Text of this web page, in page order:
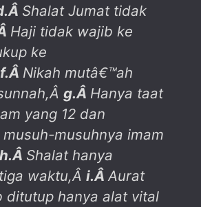
Â Shalat Jumat tidak
Haji tidak wajib ke
ke
f.Â Nikah mutâ€™ah
g.Â Hanya taat
yang 12 dan
musuhnya imam
h.Â Shalat hanya
waktu,Â i.Â Aurat
ditutup hanya alat vital